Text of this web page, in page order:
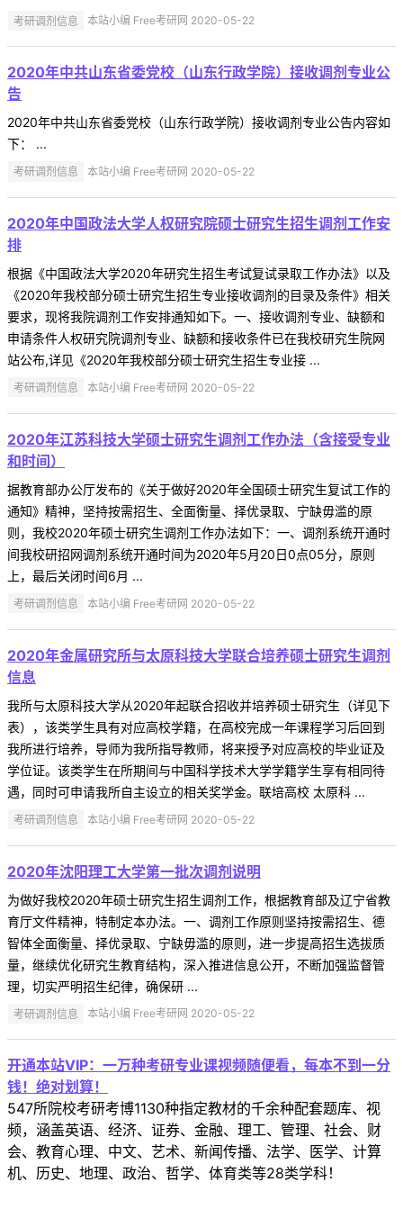
考研调剂信息 本站小编 Free考研网 2020-05-22
2020年中共山东省委党校（山东行政学院）接收调剂专业公
告
2020年中共山东省委党校（山东行政学院）接收调剂专业公告内容如
下： ...
考研调剂信息 本站小编 Free考研网 2020-05-22
2020年中国政法大学人权研究院硕士研究生招生调剂工作安
排
根据《中国政法大学2020年研究生招生考试复试录取工作办法》以及
《2020年我校部分硕士研究生招生专业接收调剂的目录及条件》相关
要求，现将我院调剂工作安排通知如下。一、接收调剂专业、缺额和
申请条件人权研究院调剂专业、缺额和接收条件已在我校研究生院网
站公布,详见《2020年我校部分硕士研究生招生专业接 ...
考研调剂信息 本站小编 Free考研网 2020-05-22
2020年江苏科技大学硕士研究生调剂工作办法（含接受专业
和时间）
据教育部办公厅发布的《关于做好2020年全国硕士研究生复试工作的
通知》精神，坚持按需招生、全面衡量、择优录取、宁缺毋滥的原
则，我校2020年硕士研究生调剂工作办法如下：一、调剂系统开通时
间我校研招网调剂系统开通时间为2020年5月20日0点05分，原则
上，最后关闭时间6月 ...
考研调剂信息 本站小编 Free考研网 2020-05-22
2020年金属研究所与太原科技大学联合培养硕士研究生调剂
信息
我所与太原科技大学从2020年起联合招收并培养硕士研究生（详见下
表），该类学生具有对应高校学籍，在高校完成一年课程学习后回到
我所进行培养，导师为我所指导教师，将来授予对应高校的毕业证及
学位证。该类学生在所期间与中国科学技术大学学籍学生享有相同待
遇，同时可申请我所自主设立的相关奖学金。联培高校 太原科 ...
考研调剂信息 本站小编 Free考研网 2020-05-22
2020年沈阳理工大学第一批次调剂说明
为做好我校2020年硕士研究生招生调剂工作，根据教育部及辽宁省教
育厅文件精神，特制定本办法。一、调剂工作原则坚持按需招生、德
智体全面衡量、择优录取、宁缺毋滥的原则，进一步提高招生选拔质
量，继续优化研究生教育结构，深入推进信息公开，不断加强监督管
理，切实严明招生纪律，确保研 ...
考研调剂信息 本站小编 Free考研网 2020-05-22
开通本站VIP：一万种考研专业课视频随便看，每本不到一分
钱！绝对划算！
547所院校考研考博1130种指定教材的千余种配套题库、视
频，涵盖英语、经济、证券、金融、理工、管理、社会、财
会、教育心理、中文、艺术、新闻传播、法学、医学、计算
机、历史、地理、政治、哲学、体育类等28类学科！